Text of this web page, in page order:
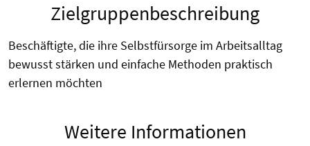
Zielgruppenbeschreibung
Beschäftigte, die ihre Selbstfürsorge im Arbeitsalltag
bewusst stärken und einfache Methoden praktisch
erlernen möchten
Weitere Informationen